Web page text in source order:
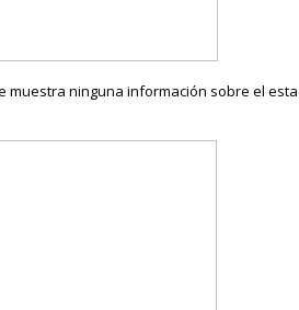
muestra ninguna información sobre el